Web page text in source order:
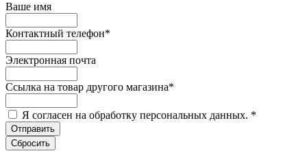
Ваше имя
Контактный телефон*
Электронная почта
Ссылка на товар другого магазина*
Я согласен на обработку персональных данных. *